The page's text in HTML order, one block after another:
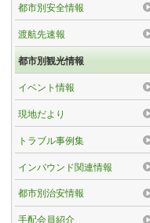
都市別安全情報
渡航先速報
都市別観光情報
イベント情報
現地だより
トラブル事例集
インバウンド関連情報
都市別治安情報
手配会員紹介